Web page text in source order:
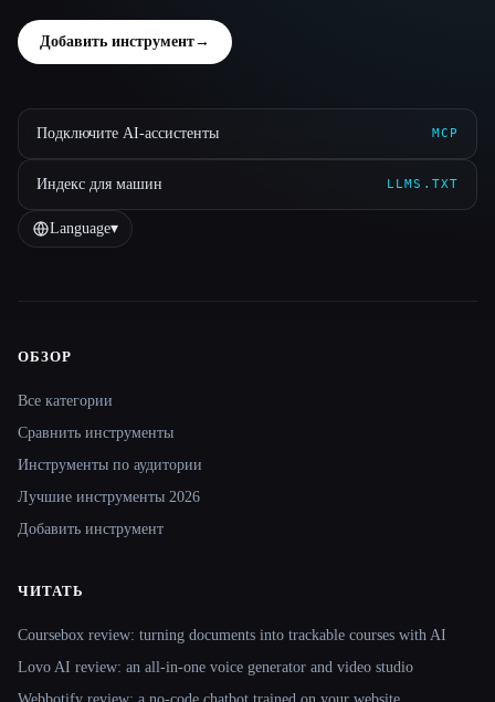
Добавить инструмент→
Подключите AI-ассистенты MCP
Индекс для машин LLMS.TXT
Language▾
ОБЗОР
Все категории
Сравнить инструменты
Инструменты по аудитории
Лучшие инструменты 2026
Добавить инструмент
ЧИТАТЬ
Coursebox review: turning documents into trackable courses with AI
Lovo AI review: an all-in-one voice generator and video studio